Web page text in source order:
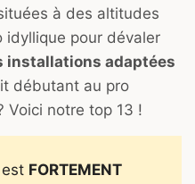
à des altitudes
idyllique pour dévaler
installations adaptées
débutant au pro
Voici notre top 13 !
FORTEMENT